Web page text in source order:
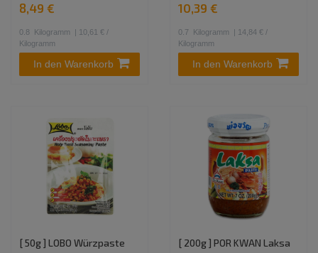
8,49 €
0.8 Kilogramm
| 10,61 € /
Kilogramm
In den Warenkorb
10,39 €
0.7 Kilogramm
| 14,84 € /
Kilogramm
In den Warenkorb
[ 50g ] LOBO Würzpaste
[ 200g ] POR KWAN Laksa